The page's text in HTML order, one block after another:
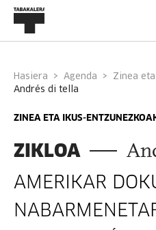
Hasiera Agenda
Zinea
andrés di tella
ZINEA ETA IKUS-
ZIKLOA
AMERIKAR